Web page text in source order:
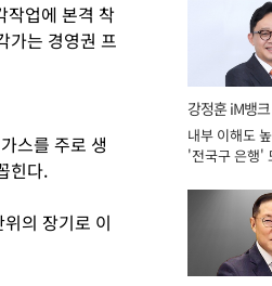
작업에 본격 착
가는 경영권 프
스를 주로 생
힌다.
의 장기로 이
강정훈 iM뱅
내부 이해도
'전국구 은행'